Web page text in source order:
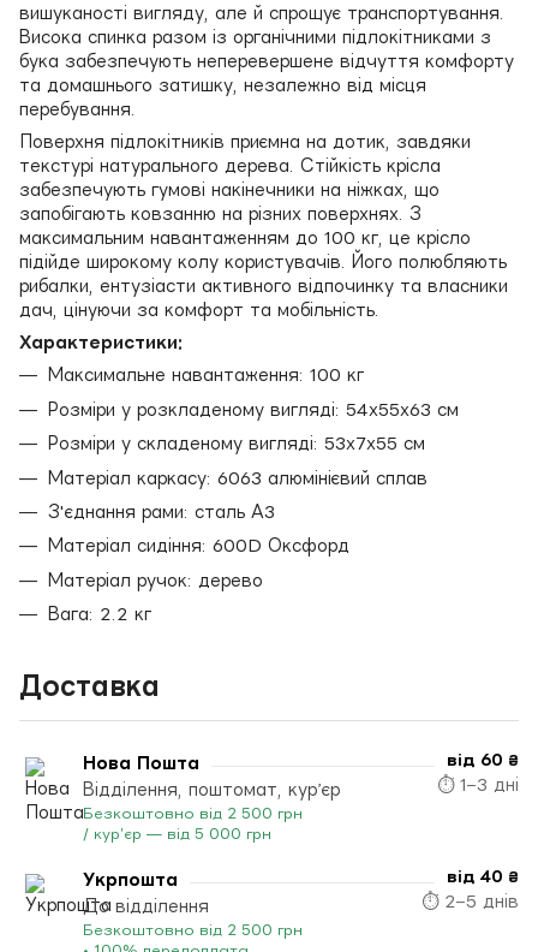
вишуканості вигляду, але й спрощує транспортування.
Висока спинка разом із органічними підлокітниками з
бука забезпечують неперевершене відчуття комфорту
та домашнього затишку, незалежно від місця
перебування.
Поверхня підлокітників приємна на дотик, завдяки
текстурі натурального дерева. Стійкість крісла
забезпечують гумові накінечники на ніжках, що
запобігають ковзанню на різних поверхнях. З
максимальним навантаженням до 100 кг, це крісло
підійде широкому колу користувачів. Його полюбляють
рибалки, ентузіасти активного відпочинку та власники
дач, цінуючи за комфорт та мобільність.
Характеристики:
Максимальне навантаження: 100 кг
Розміри у розкладеному вигляді: 54х55х63 см
Розміри у складеному вигляді: 53х7х55 см
Матеріал каркасу: 6063 алюмінієвий сплав
З'єднання рами: сталь А3
Матеріал сидіння: 600D Оксфорд
Матеріал ручок: дерево
Вага: 2.2 кг
Доставка
Нова Пошта
Відділення, поштомат, кур’єр
Безкоштовно від 2 500 грн
/ кур’єр — від 5 000 грн
від 60 ₴
⏱ 1–3 дні
Укрпошта
До відділення
Безкоштовно від 2 500 грн
від 40 ₴
⏱ 2–5 днів